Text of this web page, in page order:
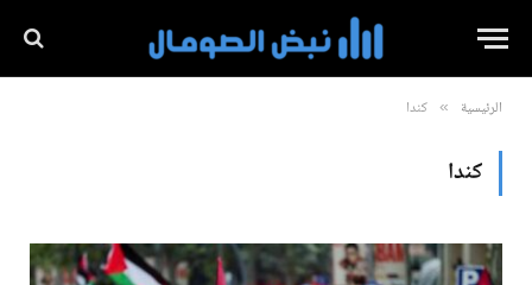
الرئيسية » كندا
كندا